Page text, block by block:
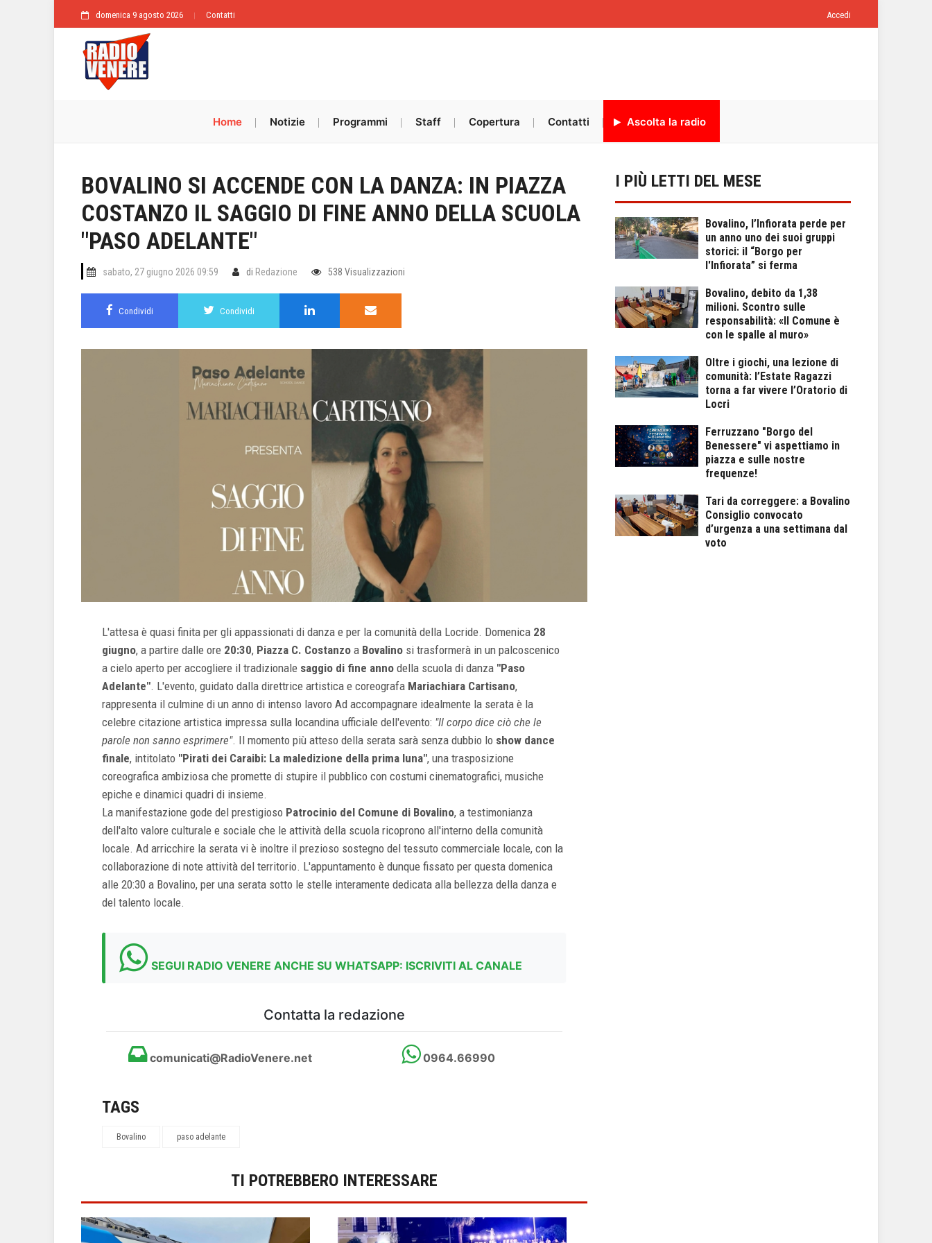
domenica 9 agosto 2026 Contatti Accedi
Home Notizie Programmi Staff Copertura Contatti Ascolta la radio
BOVALINO SI ACCENDE CON LA DANZA: IN PIAZZA
COSTANZO IL SAGGIO DI FINE ANNO DELLA SCUOLA
"PASO ADELANTE"
sabato, 27 giugno 2026 09:59 di Redazione 538 Visualizzazioni
Condividi Condividi
L'attesa è quasi finita per gli appassionati di danza e per la comunità della Locride. Domenica 28
giugno, a partire dalle ore 20:30, Piazza C. Costanzo a Bovalino si trasformerà in un palcoscenico
a cielo aperto per accogliere il tradizionale saggio di fine anno della scuola di danza "Paso
Adelante". L'evento, guidato dalla direttrice artistica e coreografa Mariachiara Cartisano,
rappresenta il culmine di un anno di intenso lavoro Ad accompagnare idealmente la serata è la
celebre citazione artistica impressa sulla locandina ufficiale dell'evento: "Il corpo dice ciò che le
parole non sanno esprimere". Il momento più atteso della serata sarà senza dubbio lo show dance
finale, intitolato "Pirati dei Caraibi: La maledizione della prima luna", una trasposizione
coreografica ambiziosa che promette di stupire il pubblico con costumi cinematografici, musiche
epiche e dinamici quadri di insieme.
La manifestazione gode del prestigioso Patrocinio del Comune di Bovalino, a testimonianza
dell'alto valore culturale e sociale che le attività della scuola ricoprono all'interno della comunità
locale. Ad arricchire la serata vi è inoltre il prezioso sostegno del tessuto commerciale locale, con la
collaborazione di note attività del territorio. L'appuntamento è dunque fissato per questa domenica
alle 20:30 a Bovalino, per una serata sotto le stelle interamente dedicata alla bellezza della danza e
del talento locale.
SEGUI RADIO VENERE ANCHE SU WHATSAPP: ISCRIVITI AL CANALE
Contatta la redazione
comunicati@RadioVenere.net 0964.66990
TAGS
Bovalino paso adelante
TI POTREBBERO INTERESSARE
I PIÙ LETTI DEL MESE
Bovalino, l’Infiorata perde per
un anno uno dei suoi gruppi
storici: il “Borgo per
l'Infiorata” si ferma
Bovalino, debito da 1,38
milioni. Scontro sulle
responsabilità: «Il Comune è
con le spalle al muro»
Oltre i giochi, una lezione di
comunità: l’Estate Ragazzi
torna a far vivere l’Oratorio di
Locri
Ferruzzano "Borgo del
Benessere" vi aspettiamo in
piazza e sulle nostre
frequenze!
Tari da correggere: a Bovalino
Consiglio convocato
d’urgenza a una settimana dal
voto